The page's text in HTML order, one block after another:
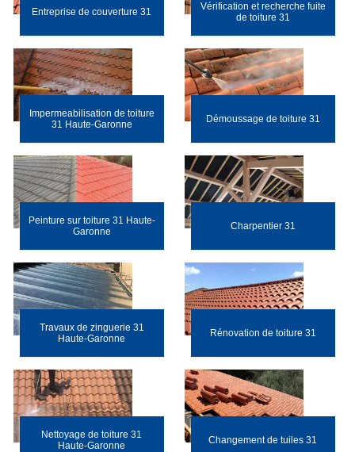
Entreprise de couverture 31
Vérification et recherche fuite
de toiture 31
Impermeabilisation de toiture
31 Haute-Garonne
Démoussage de toiture 31
Peinture sur toiture 31 Haute-
Garonne
Charpentier 31
Travaux de zinguerie 31
Haute-Garonne
Rénovation de toiture 31
Nettoyage de toiture 31
Haute-Garonne
Changement de tuiles 31